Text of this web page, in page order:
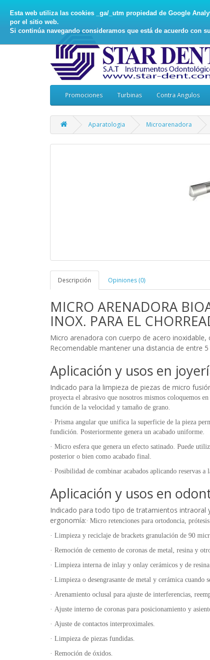
Esta web utiliza las cookies _ga/_utm propiedad de Google
por el sitio web.
Si continúa navegando consideramos que está de acuerdo con
Promociones Turbinas Contra Angulos
Aparatologia Microarenadora
Descripción Opiniones (0)
MICRO ARENADORA
INOX. PARA EL
Micro arenadora con cuerpo de acero
Recomendable mantener una distancia de entre
Aplicación y usos en
Indicado para la limpieza de piezas de micro
proyecta el abrasivo que nosotros mismos coloquemos
función de la velocidad y tamaño de grano.
· Prisma angular que unifica la superficie de la pieza
fundición. Posteriormente genera un acabado uniforme.
· Micro esfera que genera un efecto satinado. Puede
posterior o bien como acabado final.
· Posibilidad de combinar acabados aplicando reservas a
Aplicación y usos en
Indicado para todo tipo de tratamientos intraoral
ergonomía:· Micro retenciones para ortodoncia,
· Limpieza y reciclaje de brackets granulación de 90
· Remoción de cemento de coronas de metal, resina y
· Limpieza interna de inlay y onlay cerámicos y de
· Limpieza o desengrasante de metal y cerámica
· Arenamiento oclusal para ajuste de interferencias,
· Ajuste interno de coronas para posicionamiento y
· Ajuste de contactos interproximales.
· Limpieza de piezas fundidas.
· Remoción de óxidos.